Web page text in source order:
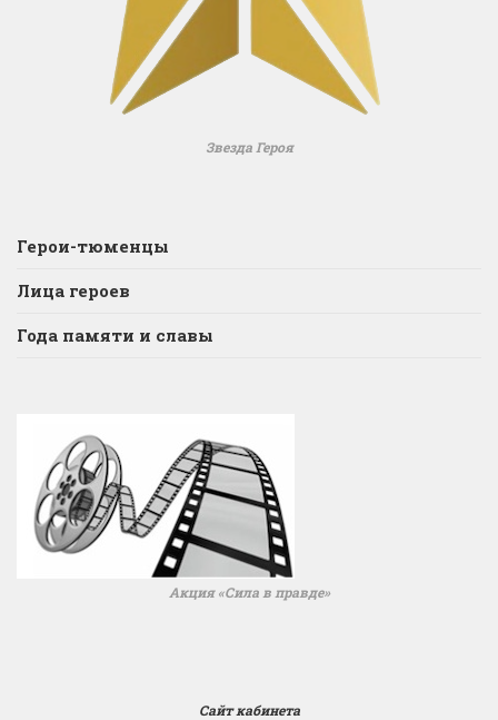
Звезда Героя
Герои-тюменцы
Лица героев
Года памяти и славы
Акция «Сила в правде»
Сайт кабинета